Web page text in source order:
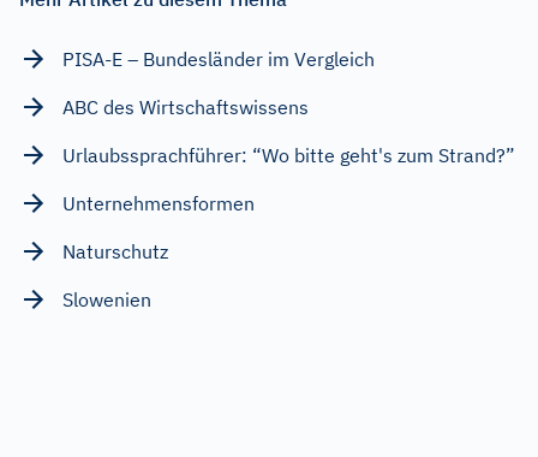
PISA-E – Bundesländer im Vergleich
ABC des Wirtschaftswissens
Urlaubssprachführer: “Wo bitte geht's zum Strand?”
Unternehmensformen
Naturschutz
Slowenien